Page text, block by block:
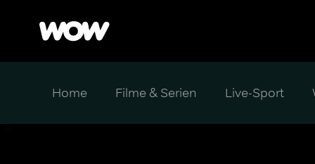
Home Filme & Serien Live-Sport